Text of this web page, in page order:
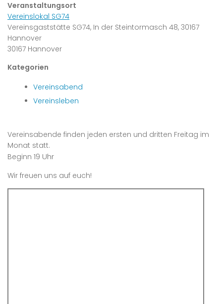
Veranstaltungsort
Vereinslokal SG74
Vereinsgaststätte SG74, In der Steintormasch 48, 30167
Hannover
30167 Hannover
Kategorien
Vereinsabend
Vereinsleben
Vereinsabende finden jeden ersten und dritten Freitag im
Monat statt.
Beginn 19 Uhr
Wir freuen uns auf euch!